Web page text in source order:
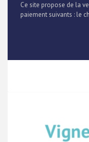
Ce site propose de la
paiement suivants : le